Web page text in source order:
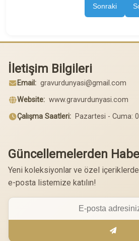
Sonraki
İletişim Bilgileri
Email: gravurdunyasi@gmail.com
Website: www.gravurdunyasi.com
Çalışma Saatleri: Pazartesi - Cuma:
Güncellemelerden
Yeni koleksiyonlar ve özel
e-posta listemize katılın!